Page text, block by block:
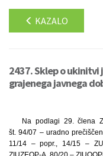
KAZALO
2437. Sklep o
grajenega javnega
Na podlagi 29. člena
št. 94/07 – uradno
11/14 – popr., 14/15 –